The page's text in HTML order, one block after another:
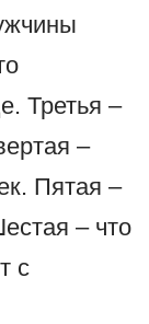
Третья –
–
Пятая –
– что
с